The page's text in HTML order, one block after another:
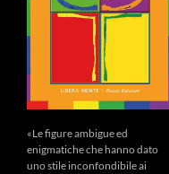
«Le figure ambigue ed
enigmatiche che hanno dato
uno stile inconfondibile ai